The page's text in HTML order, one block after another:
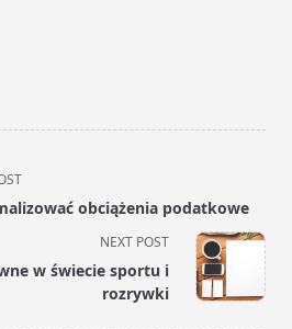
obciążenia podatkowe
NEXT POST
w świecie sportu i
rozrywki